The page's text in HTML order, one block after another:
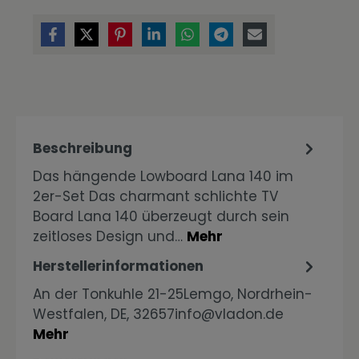
Beschreibung
Das hängende Lowboard Lana 140 im
2er-Set Das charmant schlichte TV
Board Lana 140 überzeugt durch sein
zeitloses Design und… Mehr
Herstellerinformationen
An der Tonkuhle 21-25Lemgo, Nordrhein-
Westfalen, DE, 32657info@vladon.de
Mehr